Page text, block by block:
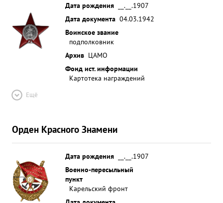
Дата рождения
__.__.1907
Дата документа 04.03.1942
Воинское звание
подполковник
Архив ЦАМО
Фонд ист. информации
Картотека награждений
Ещё
Орден Красного Знамени
Дата рождения
__.__.1907
Военно-пересыльный
пункт
Карельский фронт